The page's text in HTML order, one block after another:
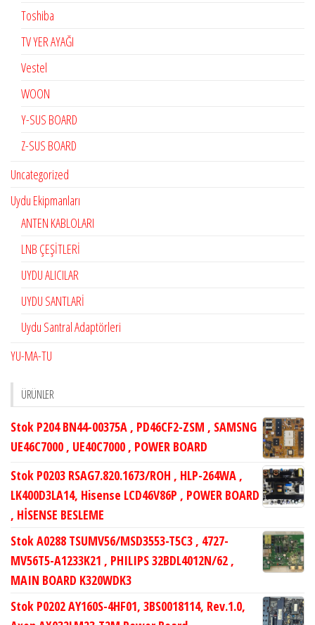
Toshiba
TV YER AYAĞI
Vestel
WOON
Y-SUS BOARD
Z-SUS BOARD
Uncategorized
Uydu Ekipmanları
ANTEN KABLOLARI
LNB ÇEŞİTLERİ
UYDU ALICILAR
UYDU SANTLARİ
Uydu Santral Adaptörleri
YU-MA-TU
ÜRÜNLER
Stok P204 BN44-00375A , PD46CF2-ZSM , SAMSNG
UE46C7000 , UE40C7000 , POWER BOARD
Stok P0203 RSAG7.820.1673/ROH , HLP-264WA ,
LK400D3LA14, Hisense LCD46V86P , POWER BOARD
, HİSENSE BESLEME
Stok A0288 TSUMV56/MSD3553-T5C3 , 4727-
MV56T5-A1233K21 , PHILIPS 32BDL4012N/62 ,
MAIN BOARD K320WDK3
Stok P0202 AY160S-4HF01, 3BS0018114, Rev.1.0,